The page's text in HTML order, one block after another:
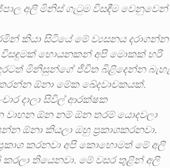
අලි මිනිස් ගැටුම විසඳීම වෙනුවෙන්
කියා සිටියේ මේ ව්‍යසනය දරාගන්න
විසඳුමක් හොයනකන් අපි මොකක් හරි
මිනිසුන්ගේ ජීවිත බිළිදෙන්න බැහැ
ඕනා මේක ඛේදවාචකයක්.
දාලා සිවිල් ආරක්ෂක
වාහන ඕන නම් ඕන තරම් යොදවලා
ඕනා කියලා ඔහු ප්‍රකාශකරනවා.
කරනවා අපි කොහොමත් මේ අලි
කරලා තියෙනවා. මේ වසර තුළින් අලි